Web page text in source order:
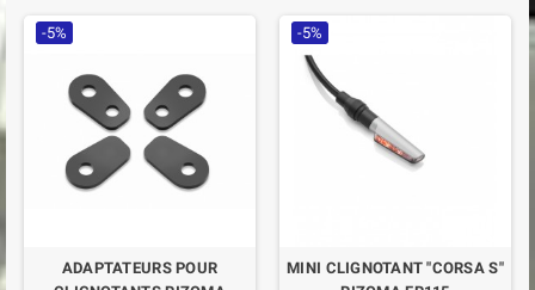
-5%
ADAPTATEURS POUR
-5%
MINI CLIGNOTANT "CORSA S"